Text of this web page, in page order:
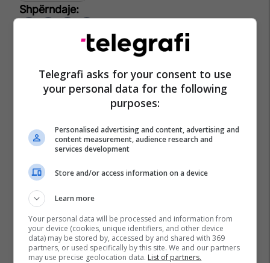
Telegrafi asks for your consent to use
your personal data for the following
purposes:
Personalised advertising and content, advertising and
content measurement, audience research and
services development
Store and/or access information on a device
Learn more
Your personal data will be processed and information from
your device (cookies, unique identifiers, and other device
data) may be stored by, accessed by and shared with 369
partners, or used specifically by this site. We and our partners
may use precise geolocation data. List of partners.